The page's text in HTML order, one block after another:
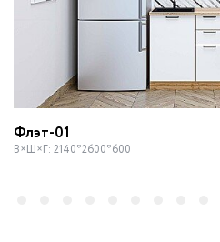
Флэт-01
В×Ш×Г: 2140*2600*600